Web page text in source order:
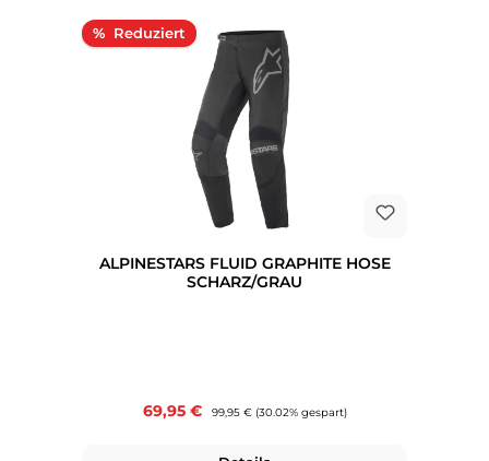
% Rabatt
ALPINESTARS FLUID GRAPHITE HOSE
SCHARZ/GRAU
Verkaufspreis:
69,95 € Regulärer Preis:
99,95 € (30.02% gespart)